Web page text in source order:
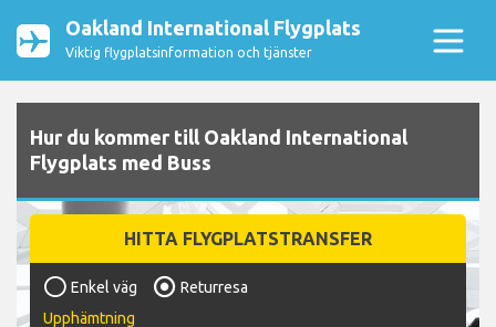
Oakland International Flygplats
Viktig flygplatsinformation och tjänster
Hur du kommer till Oakland International
Flygplats med Buss
HITTA FLYGPLATSTRANSFER
Enkel väg
Returresa
Upphämtning